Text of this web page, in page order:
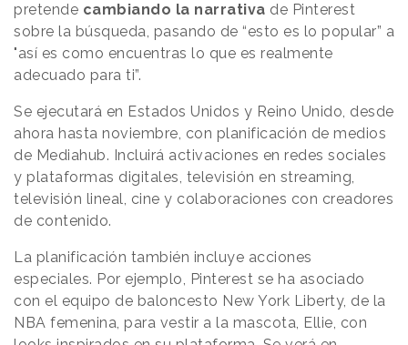
pretende cambiando la narrativa de Pinterest
sobre la búsqueda, pasando de “esto es lo popular” a
"así es como encuentras lo que es realmente
adecuado para ti”.
Se ejecutará en Estados Unidos y Reino Unido, desde
ahora hasta noviembre, con planificación de medios
de Mediahub. Incluirá activaciones en redes sociales
y plataformas digitales, televisión en streaming,
televisión lineal, cine y colaboraciones con creadores
de contenido.
La planificación también incluye acciones
especiales. Por ejemplo, Pinterest se ha asociado
con el equipo de baloncesto New York Liberty, de la
NBA femenina, para vestir a la mascota, Ellie, con